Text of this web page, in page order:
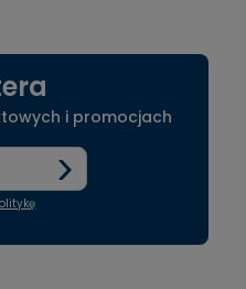
i promocjach